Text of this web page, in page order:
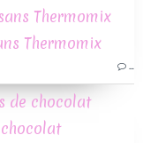
Thermomix
de chocolat